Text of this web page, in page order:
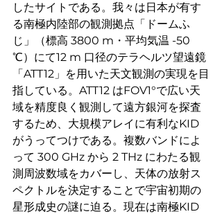
したサイトである。我々は日本が有す
る南極内陸部の観測拠点「ドームふ
じ」（標高 3800 m・平均気温 -50
℃）にて12 m 口径のテラヘルツ望遠鏡
「ATT12」を用いた天文観測の実現を目
指している。ATT12 はFOV1°で広い天
域を精度良く観測して遠方銀河を探査
するため、大規模アレイに有利なKID
がうってつけである。複数バンドによ
って 300 GHz から 2 THz にわたる観
測周波数域をカバーし、天体の放射ス
ペクトルを決定することで宇宙初期の
星形成史の謎に迫る。現在は南極KID